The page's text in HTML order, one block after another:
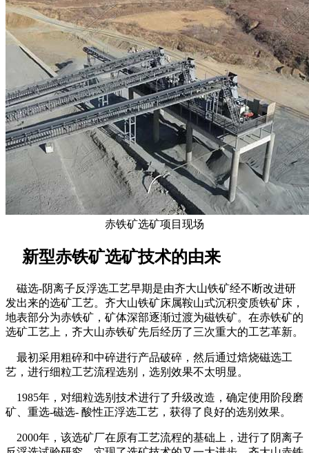
赤铁矿选矿项目现场
新型赤铁矿选矿技术的由来
磁选-阴离子反浮选工艺早期是由齐大山铁矿经不断改进研
发出来的选矿工艺。齐大山铁矿床属鞍山式沉积变质铁矿床，
地表部分为赤铁矿，矿体深部逐渐过渡为磁铁矿。在赤铁矿的
选矿工艺上，齐大山赤铁矿先后经历了三次重大的工艺革新。
最初采用粗碎和中碎进行产品破碎，然后通过焙烧磁选工
艺，进行细粒工艺流程选别，选别效果不太明显。
1985年，对细粒选别技术进行了升级改造，确定使用阶段磨
矿、重选-磁选- 酸性正浮选工艺，获得了良好的选别效果。
2000年，该选矿厂在原有工艺流程的基础上，进行了阴离子